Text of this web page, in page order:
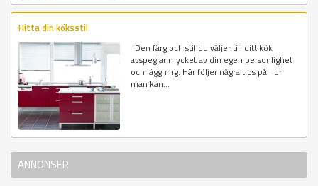
Hitta din köksstil
Den färg och stil du väljer till ditt kök
avspeglar mycket av din egen personlighet
och läggning. Här följer några tips på hur
man kan...
ANNONSER